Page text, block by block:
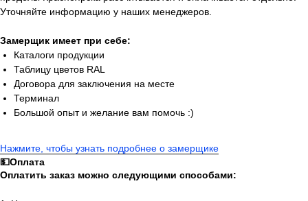
Уточняйте информацию у наших менеджеров.
Замерщик имеет при себе:
Каталоги продукции
Таблицу цветов RAL
Договора для заключения на месте
Терминал
Большой опыт и желание вам помочь :)
Нажмите, чтобы узнать подробнее о замерщике
💵Оплата
Оплатить заказ можно следующими способами: